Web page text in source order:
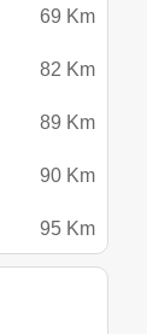
69 Km
82 Km
89 Km
90 Km
95 Km